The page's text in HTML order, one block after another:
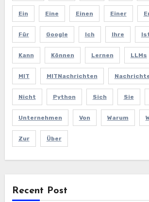
Ein Eine Einen Einer
Für Google Ich Ihre
Kann Können Lernen LLMs
MIT MITNachrichten
Nicht Python Sich Sie
Unternehmen Von Warum
Zur Über
Recent Post